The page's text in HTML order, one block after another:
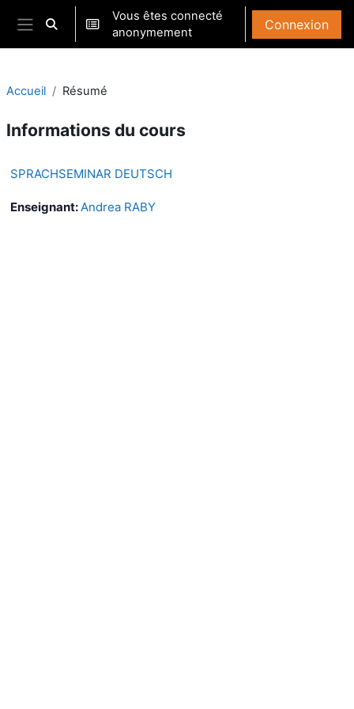
Passer au contenu principal
Panneau latéral
Activer/désactiver la saisie de recherche
Vous êtes connecté
anonymement
Connexion
Accueil Résumé
Informations du cours
SPRACHSEMINAR DEUTSCH
Enseignant: Andrea RABY